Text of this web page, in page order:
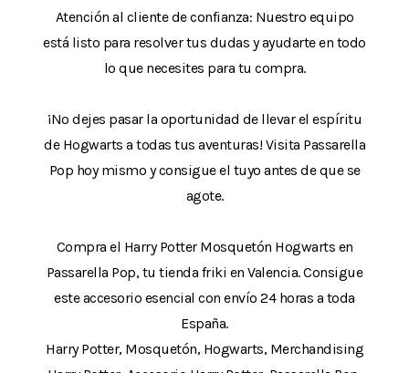
Atención al cliente de confianza: Nuestro equipo
está listo para resolver tus dudas y ayudarte en todo
lo que necesites para tu compra.
¡No dejes pasar la oportunidad de llevar el espíritu
de Hogwarts a todas tus aventuras! Visita Passarella
Pop hoy mismo y consigue el tuyo antes de que se
agote.
Compra el Harry Potter Mosquetón Hogwarts en
Passarella Pop, tu tienda friki en Valencia. Consigue
este accesorio esencial con envío 24 horas a toda
España.
Harry Potter, Mosquetón, Hogwarts, Merchandising